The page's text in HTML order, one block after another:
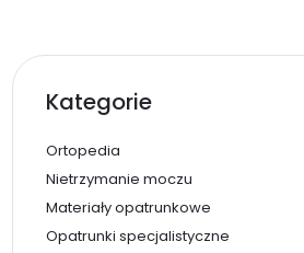
Kategorie
Ortopedia
Nietrzymanie moczu
Materiały opatrunkowe
Opatrunki specjalistyczne